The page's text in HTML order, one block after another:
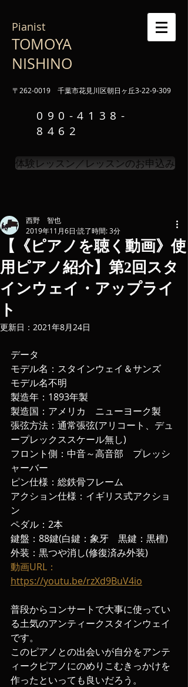
Pianist
TOMOYA
NISHINO
〒262-0019 千葉市花見川区朝日ヶ丘3-22-9-309
090-4138-
8462
体験レッスン／レッスンのお申込み
【《ピアノを聴く動画》使
用ピアノ紹介】第2回スタ
インウェイ・アップライ
ト
西野 智也
2019年11月6日 読了時間: 3分
更新日： 2021年8月24日
データ
モデル名：スタインウェイ＆サンズ
モデル名不明
製造年：1893年製
製造国：アメリカ　ニューヨーク製
張弦方法：通常張弦(アリコート、デュ
ープレックススケール無し)
フロント側：中音～高音部　プレッシ
ャーバー
ピン仕様：総鉄骨フレーム
アクション仕様：イギリス式アクショ
ン
ペダル：2本
鍵盤：88鍵(白鍵：象牙　黒鍵：黒檀)
外装：黒つや消し(修復済み外装)
動画URL：
https://youtu.be/rzXd9BuV4io
普段からコンサートで大事に使ってい
る土気のアンティークスタインウェイ
です。
このピアノとの出会いが自分をアンテ
ィークピアノにのめりこむきっかけを
作ったといっても良いだろう。